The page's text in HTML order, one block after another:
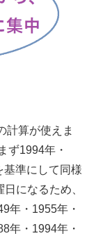
計算が使えま
ず1994年・
基準にして同様
になるため、
年・1955年・
年・1994年・